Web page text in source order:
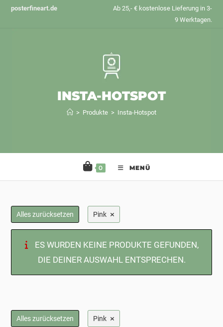
Zumposterfineart.de
Ab 25,- € kostenlose Lieferung in 3-
9 Werktagen.
INSTA-HOTSPOT
> Produkte > Insta-Hotspot
0 MENÜ
Alles zurücksetzen Pink ×
ES WURDEN KEINE PRODUKTE GEFUNDEN,
DIE DEINER AUSWAHL ENTSPRECHEN.
Alles zurücksetzen Pink ×